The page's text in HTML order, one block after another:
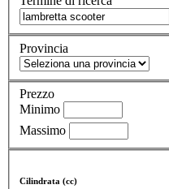
Provincia
Prezzo
Minimo
Massimo
Cilindrata (cc)